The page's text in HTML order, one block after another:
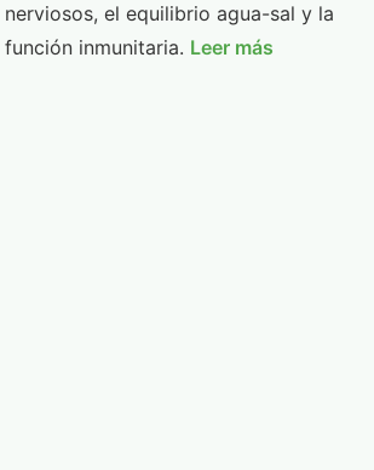
nerviosos, el equilibrio agua-sal y la
función inmunitaria. Leer más